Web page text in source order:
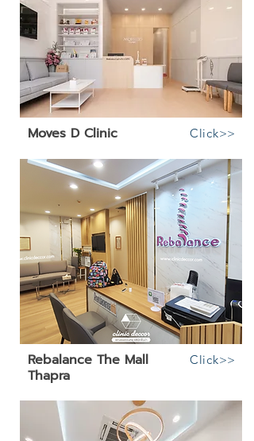
Moves D Clinic Click>>
Rebalance The Mall
Thapra
Click>>